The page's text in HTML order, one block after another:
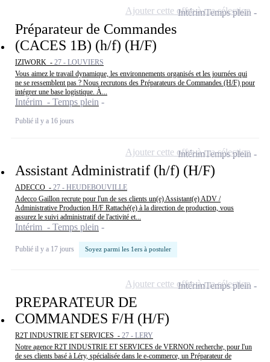
Préparateur de Commandes
(CACES 1B) (h/f) (H/F)
IZIWORK - 27 - LOUVIERS
Vous aimez le travail dynamique, les environnements organisés et les journées qui
ne se ressemblent pas ? Nous recrutons des Préparateurs de Commandes (H/F) pour
intégrer une base logistique. À...
Intérim - Temps plein
Publié il y a 16 jours
IntérimTemps plein
Ajouter cette offre à ma sélection
Assistant Administratif (h/f) (H/F)
ADECCO - 27 - HEUDEBOUVILLE
Adecco Gaillon recrute pour l'un de ses clients un(e) Assistant(e) ADV /
Administrative Production H/F Rattaché(e) à la direction de production, vous
assurez le suivi administratif de l'activité et...
Intérim - Temps plein
Publié il y a 17 jours Soyez parmi les 1ers à postuler
IntérimTemps plein
Ajouter cette offre à ma sélection
PREPARATEUR DE
COMMANDES F/H (H/F)
R2T INDUSTRIE ET SERVICES - 27 - LERY
Notre agence R2T INDUSTRIE ET SERVICES de VERNON recherche, pour l'un
de ses clients basé à Léry, spécialisée dans le e-commerce, un Préparateur de
IntérimTemps plein
Ajouter cette offre à ma sélection